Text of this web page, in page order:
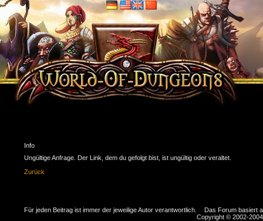
Info
Ungültige Anfrage. Der Link, dem du gefolgt bist, ist ungültig oder veraltet.
Zurück
Für jeden Beitrag ist immer der jeweilige Autor verantwortlich.
Das Forum basiert
Copyright © 2002-